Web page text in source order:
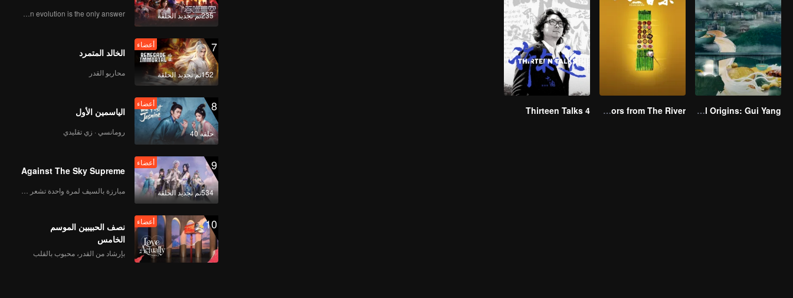
Flavorful Origins: Gui Yang
Flavors from The River
Thirteen Talks 4
235تم تجديد الحلقة Human evolution is the only answer.
7
152تم تجديد الحلقة
أعضاء
الخالد المتمرد
محاربو القدر
8
حلقة 40
أعضاء
الياسمين الأول
رومانسي · زي تقليدي
9
534تم تجديد الحلقة
أعضاء
Against The Sky Supreme
10 أعضاء
نصف الحبيبين الموسم
الخامس
بإرشاد من القدر، محبوب بالقلب